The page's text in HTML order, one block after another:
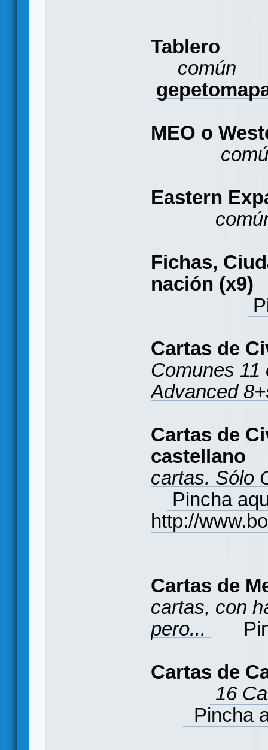
Tablero
común
MEO o
Eastern
Fichas,
nación (x9)
Cartas de
Comunes
Advanced
Cartas de
castellano
cartas. Sólo
Pincha
http://
Cartas de
cartas, con
pero...
Cartas de
16
Pincha